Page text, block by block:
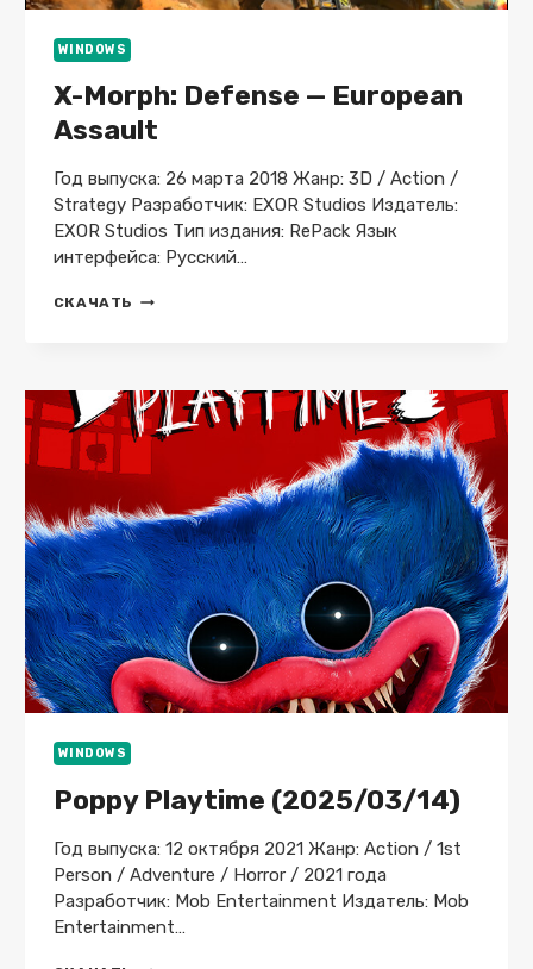
WINDOWS
X-Morph: Defense — European
Assault
Год выпуска: 26 марта 2018 Жанр: 3D / Action /
Strategy Разработчик: EXOR Studios Издатель:
EXOR Studios Тип издания: RePack Язык
интерфейса: Русский…
СКАЧАТЬ X-
ASSAULT
WINDOWS
Poppy Playtime (2025/03/14)
Год выпуска: 12 октября 2021 Жанр: Action / 1st
Person / Adventure / Horror / 2021 года
Разработчик: Mob Entertainment Издатель: Mob
Entertainment…